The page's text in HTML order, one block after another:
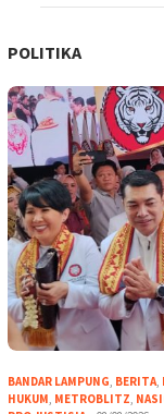
POLITIKA
BANDAR LAMPUNG, BERITA,
HUKUM, METROBLITZ,